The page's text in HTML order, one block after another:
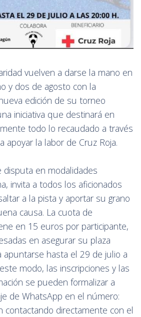
vuelven a darse la mano en
y dos de agosto con la
edición de su torneo
iniciativa que destinará en
todo lo recaudado a través
apoyar la labor de Cruz Roja.
en modalidades
invita a todos los aficionados
a la pista y aportar su grano
causa. La cuota de
en 15 euros por participante,
en asegurar su plaza
apuntarse hasta el 29 de julio a
modo, las inscripciones y las
se pueden formalizar a
de WhatsApp en el número:
contactando directamente con el